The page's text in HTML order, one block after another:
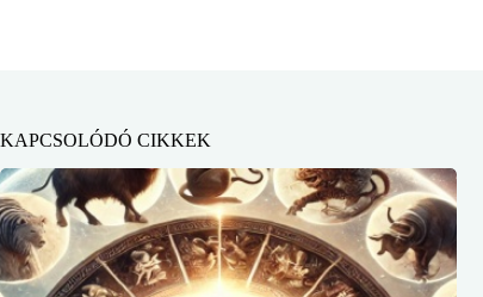
KAPCSOLÓDÓ CIKKEK